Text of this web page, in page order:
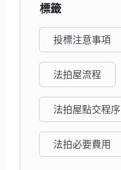
標籤
投標注意事項
法拍屋流程
法拍屋點交程序
法拍必要費用